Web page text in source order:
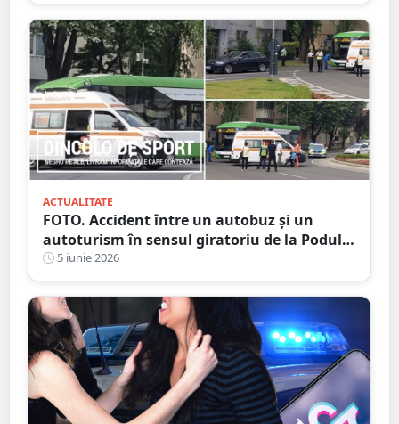
ACTUALITATE
FOTO. Accident între un autobuz și un
autoturism în sensul giratoriu de la Podul
Transilvania
5 iunie 2026